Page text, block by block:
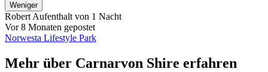
Weniger
RobertAufenthalt von 1 Nacht
Vor 8 Monaten gepostet
Norwesta Lifestyle Park
Mehr über Carnarvon Shire erfahren